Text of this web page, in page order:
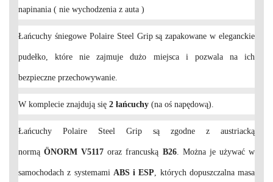
napinania ( nie wychodzenia z auta )
Łańcuchy śniegowe Polaire Steel Grip są zapakowane w eleganckie
pudełko, które nie zajmuje dużo miejsca i pozwala na ich
bezpieczne przechowywanie.
W komplecie znajdują się 2 łańcuchy (na oś napędową).
Łańcuchy Polaire Steel Grip są zgodne z austriacką
normą ÖNORM V5117 oraz francuską B26. Można je używać w
samochodach z systemami ABS i ESP , których dopuszczalna masa